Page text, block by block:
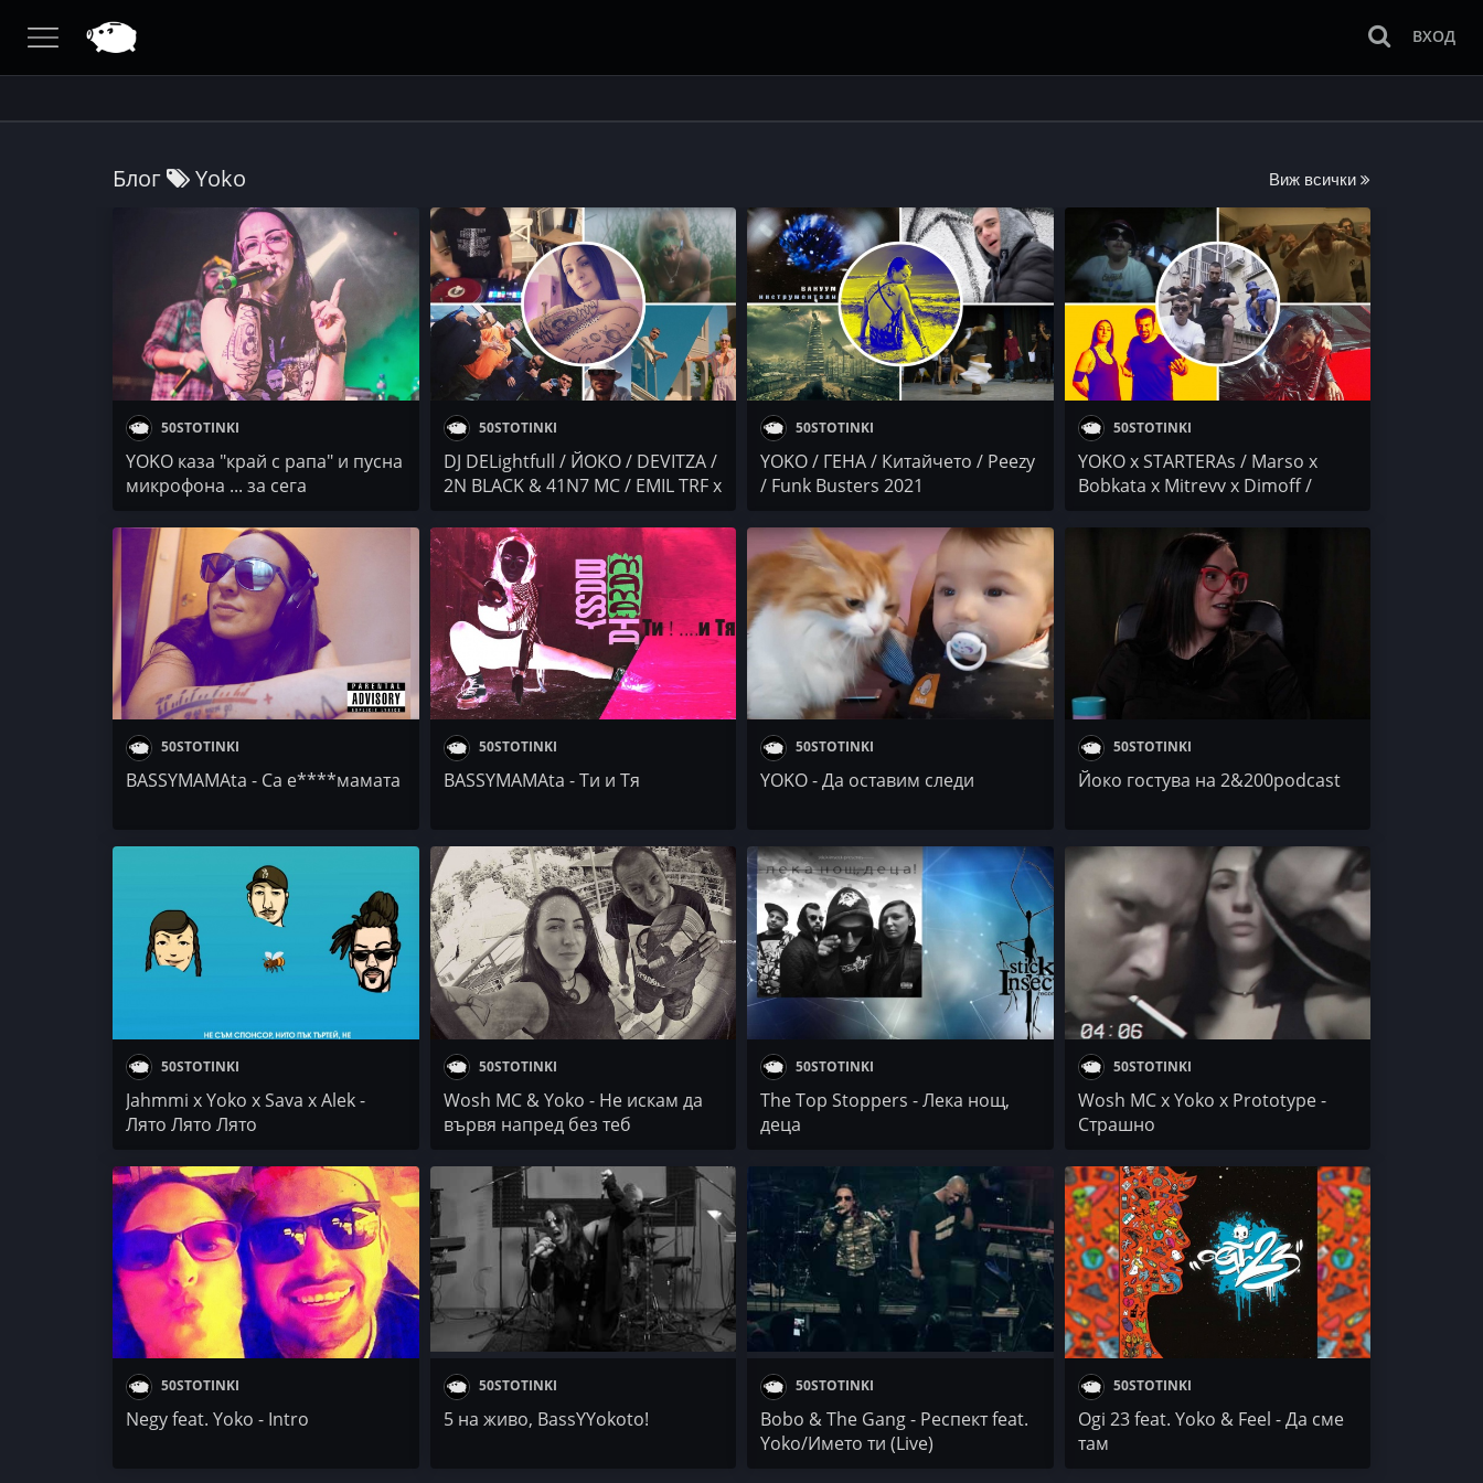
ВХОД
Блог Yoko Виж всички
50STOTINKI
YOKO каза "край с рапа" и пусна
микрофона ... за сега
50STOTINKI
DJ DELightfull / ЙОКО / DEVITZA /
2N BLACK & 41N7 MC / EMIL TRF x
50STOTINKI
YOKO / ГЕНА / Китайчето / Peezy
/ Funk Busters 2021
50STOTINKI
YOKO x STARTERAs / Marso x
Bobkata x Mitrevv x Dimoff /
x TO/TO x Kaskata / SALAMA /
NASSBOY / Julia Castle
50STOTINKI
BASSYMAMAta - Са е****мамата
50STOTINKI
BASSYMAMAta - Ти и Тя
50STOTINKI
YOKO - Да оставим следи
50STOTINKI
Йоко гостува на 2&200podcast
50STOTINKI
Jahmmi x Yoko x Sava x Alek -
Лято Лято Лято
50STOTINKI
Wosh MC & Yoko - Не искам да
вървя напред без теб
50STOTINKI
The Top Stoppers - Лека нощ,
деца
50STOTINKI
Wosh MC x Yoko x Prototype -
Страшно
50STOTINKI
Negy feat. Yoko - Intro
50STOTINKI
5 на живо, BassYYokoto!
50STOTINKI
Bobo & The Gang - Респект feat.
Yoko/Името ти (Live)
50STOTINKI
Ogi 23 feat. Yoko & Feel - Да сме
там